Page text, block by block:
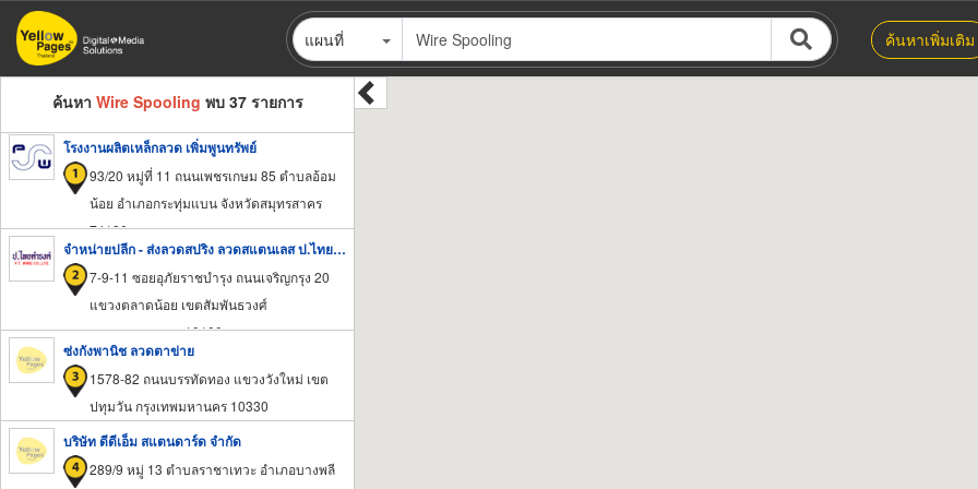
ข้าม
ไป
แผนที่ ค้นหาเพิ่มเติม
ค้นหา Wire Spooling พบ 37 รายการ
โรงงานผลิตเหล็กลวด เพิ่มพูนทรัพย์
93/20 หมู่ที่ 11 ถนนเพชรเกษม 85 ตำบลอ้อม
น้อย อำเภอกระทุ่มแบน จังหวัดสมุทรสาคร
74130
จําหน่ายปลีก - ส่งลวดสปริง ลวดสแตนเลส ป.ไทยดำรงค์
7-9-11 ซอยอุภัยราชบำรุง ถนนเจริญกรุง 20
แขวงตลาดน้อย เขตสัมพันธวงศ์
กรุงเทพมหานคร 10100
ซ่งกังพานิช ลวดตาข่าย
1578-82 ถนนบรรทัดทอง แขวงวังใหม่ เขต
ปทุมวัน กรุงเทพมหานคร 10330
บริษัท ดีดีเอ็ม สแตนดาร์ด จำกัด
289/9 หมู่ 13 ตำบลราชาเทวะ อำเภอบางพลี